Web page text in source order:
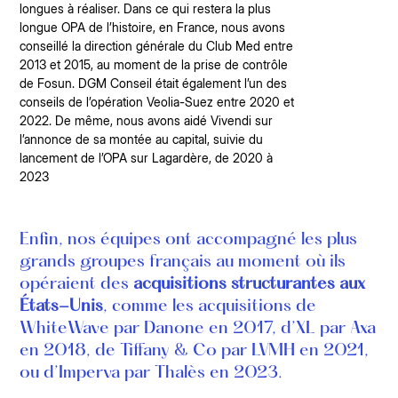
longues à réaliser. Dans ce qui restera la plus
longue OPA de l’histoire, en France, nous avons
conseillé la direction générale du Club Med entre
2013 et 2015, au moment de la prise de contrôle
de Fosun. DGM Conseil était également l’un des
conseils de l’opération Veolia-Suez entre 2020 et
2022. De même, nous avons aidé Vivendi sur
l’annonce de sa montée au capital, suivie du
lancement de l’OPA sur Lagardère, de 2020 à
2023
Enfin, nos équipes ont accompagné les plus
grands groupes français au moment où ils
opéraient des acquisitions structurantes aux
États-Unis, comme les acquisitions de
WhiteWave par Danone en 2017, d’XL par Axa
en 2018, de Tiffany & Co par LVMH en 2021,
ou d’Imperva par Thalès en 2023.